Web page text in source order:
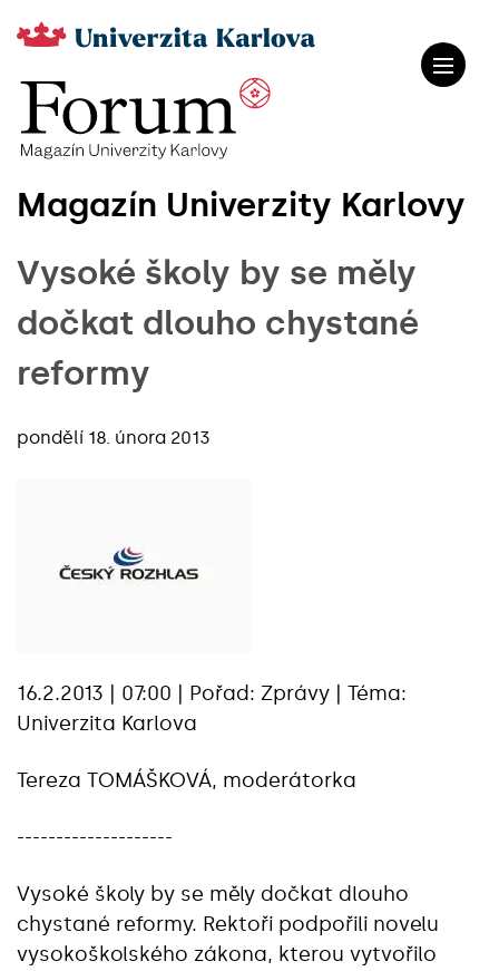
Magazín Univerzity Karlovy
Vysoké školy by se měly
dočkat dlouho chystané
reformy
pondělí 18. února 2013
16.2.2013 | 07:00 | Pořad: Zprávy | Téma:
Univerzita Karlova
Tereza TOMÁŠKOVÁ, moderátorka
--------------------
Vysoké školy by se měly dočkat dlouho
chystané reformy. Rektoři podpořili novelu
vysokoškolského zákona, kterou vytvořilo